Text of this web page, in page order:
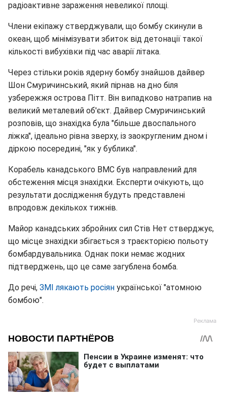
радіоактивне зараження невеликої площі.
Члени екіпажу стверджували, що бомбу скинули в
океан, щоб мінімізувати збиток від детонації такої
кількості вибухівки під час аварії літака.
Через стільки років ядерну бомбу знайшов дайвер
Шон Смуричинський, який пірнав на дно біля
узбережжя острова Пітт. Він випадково натрапив на
великий металевий об'єкт. Дайвер Смуричинський
розповів, що знахідка була "більше двоспального
ліжка", ідеально рівна зверху, із заокругленим дном і
діркою посередині, "як у бублика".
Корабель канадського ВМС був направлений для
обстеження місця знахідки. Експерти очікують, що
результати дослідження будуть представлені
впродовж декількох тижнів.
Майор канадських збройних сил Стів Нет стверджує,
що місце знахідки збігається з траєкторією польоту
бомбардувальника. Однак поки немає жодних
підтверджень, що це саме загублена бомба.
До речі, ЗМІ лякають росіян української "атомною
бомбою".